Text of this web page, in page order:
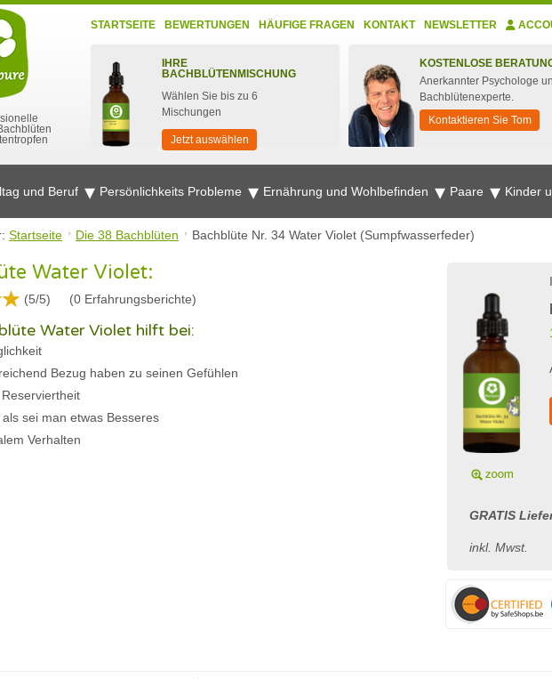
STARTSEITE BEWERTUNGEN HÄUFIGE FRAGEN KONTAKT NEWSLETTER
IHRE
BACHBLÜTENMISCHUNG
Wählen Sie bis zu 6
Mischungen
Jetzt auswählen
KOSTENLOSE
Anerkannter Psychologe
Bachblütenexperte.
Kontaktieren Sie Tom
und Beruf Persönlichkeits Probleme Ernährung und Wohlbefinden Paare Kinder
Startseite Die 38 Bachblüten Bachblüte Nr. 34 Water Violet (Sumpfwasserfeder)
Water Violet:
(5/5) (0 Erfahrungsberichte)
Water Violet hilft bei:
Bezug haben zu seinen Gefühlen
sei man etwas Besseres
Verhalten
GRATIS
inkl. Mwst.